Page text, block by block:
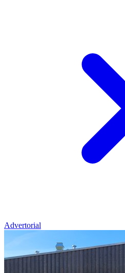
Advertorial